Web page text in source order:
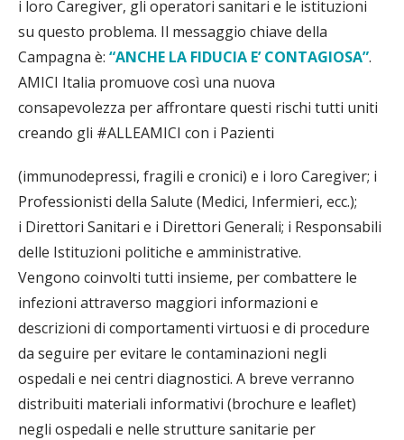
i loro Caregiver, gli operatori sanitari e le istituzioni
su questo problema. Il messaggio chiave della
Campagna è: “ANCHE LA FIDUCIA E’ CONTAGIOSA”.
AMICI Italia promuove così una nuova
consapevolezza per affrontare questi rischi tutti uniti
creando gli #ALLEAMICI con i Pazienti
(immunodepressi, fragili e cronici) e i loro Caregiver; i
Professionisti della Salute (Medici, Infermieri, ecc.);
i Direttori Sanitari e i Direttori Generali; i Responsabili
delle Istituzioni politiche e amministrative.
Vengono coinvolti tutti insieme, per combattere le
infezioni attraverso maggiori informazioni e
descrizioni di comportamenti virtuosi e di procedure
da seguire per evitare le contaminazioni negli
ospedali e nei centri diagnostici. A breve verranno
distribuiti materiali informativi (brochure e leaflet)
negli ospedali e nelle strutture sanitarie per